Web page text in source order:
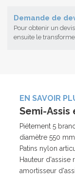
Demande de
Pour obtenir un
ensuite le
EN SAVOIR
Semi-Assis
Piétement 5
diamètre 550 mm.
Patins nylon
Hauteur
amortisseur